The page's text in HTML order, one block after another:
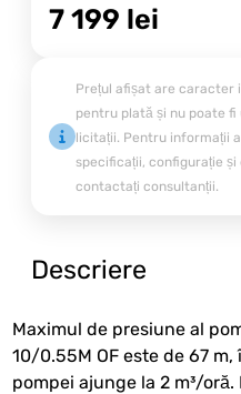
7 199 lei
Prețul afișat are caracter
pentru plată și nu poate
licitații. Pentru informații
specificații, configurație
contactați consultanții.
Descriere
Maximul de presiune al
10/0.55M OF este de 67
pompei ajunge la 2 m³/